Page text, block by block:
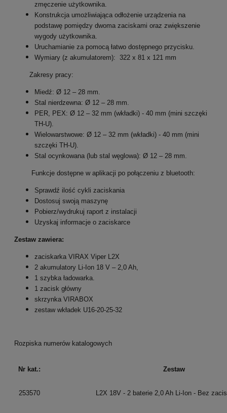
zmęczenie użytkownika.
Konstrukcja umożliwiająca odłożenie urządzenia na
podstawę pomiędzy dwoma zaciskami oraz zwiększenie
wygody użytkownika.
Uruchamianie za pomocą łatwo dostępnego przycisku.
Wymiary (z akumulatorem): 322 x 81 x 121 mm
Zakresy pracy:
Miedź: Ø 12 – 28 mm.
Stal nierdzewna: Ø 12 – 28 mm.
PER, PEX: Ø 12 – 32 mm (wkładki) - 40 mm (mini szczęki
TH-U).
Wielowarstwowe: Ø 12 – 32 mm (wkładki) - 40 mm (mini
szczęki TH-U).
Stal ocynkowana (lub stal węglowa): Ø 12 – 28 mm.
Funkcje dostępne w aplikacji po połączeniu z bluetooth:
Sprawdź ilość cykli zaciskania
Dostosuj swoją maszynę
Pobierz/wydrukuj raport z instalacji
Uzyskaj informacje o zaciskarce
Zestaw zawiera:
zaciskarka VIRAX Viper L2X
2 akumulatory Li-Ion 18 V – 2,0 Ah,
1 szybka ładowarka.
1 zacisk główny
skrzynka VIRABOX
zestaw wkładek U16-20-25-32
Rozpiska numerów katalogowych
Nr kat.: Zestaw
253570 L2X 18V - 2 baterie 2,0 Ah Li-Ion - Bez